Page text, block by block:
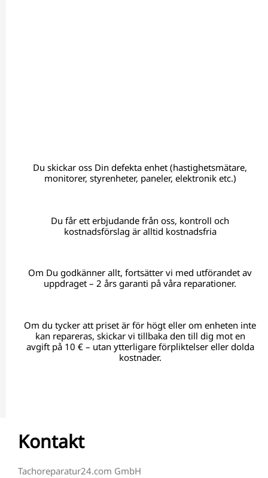
Du skickar oss Din defekta enhet (hastighetsmätare,
monitorer, styrenheter, paneler, elektronik etc.)
Du får ett erbjudande från oss, kontroll och
kostnadsförslag är alltid kostnadsfria
Om Du godkänner allt, fortsätter vi med utförandet av
uppdraget – 2 års garanti på våra reparationer.
Om du tycker att priset är för högt eller om enheten inte
kan repareras, skickar vi tillbaka den till dig mot en
avgift på 10 € – utan ytterligare förpliktelser eller dolda
kostnader.
Kontakt
Tachoreparatur24.com GmbH